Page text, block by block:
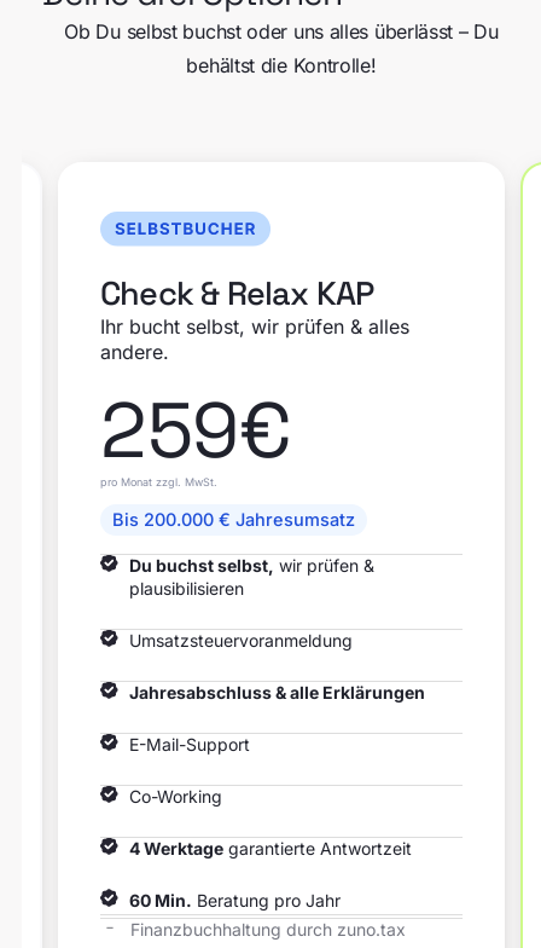
Ob Du selbst buchst oder uns alles überlässt – Du
behältst die Kontrolle!
Check & Relax KAP
Ihr bucht selbst, wir prüfen & alles
andere.
pro Monat zzgl. MwSt.
259€
Bis 200.000 € Jahresumsatz
Du buchst selbst, wir prüfen &
plausibilisieren
Umsatzsteuervoranmeldung
Jahresabschluss & alle Erklärungen
E-Mail-Support
Co-Working
4 Werktagegarantierte Antwortzeit
60 Min. Beratung pro Jahr
Finanzbuchhaltung durch zuno.tax